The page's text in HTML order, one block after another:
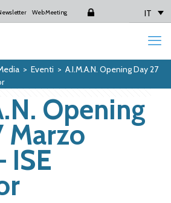
Web Meeting IT
> Eventi > A.I.M.A.N. Opening Day 27
Opening
Marzo
ISE